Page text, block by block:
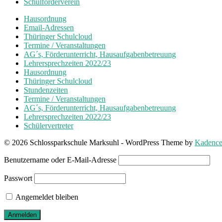
Schulförderverein
Hausordnung
Email-Adressen
Thüringer Schulcloud
Termine / Veranstaltungen
AG´s, Förderunterricht, Hausaufgabenbetreuung
Lehrersprechzeiten 2022/23
Hausordnung
Thüringer Schulcloud
Stundenzeiten
Termine / Veranstaltungen
AG´s, Förderunterricht, Hausaufgabenbetreuung
Lehrersprechzeiten 2022/23
Schülervertreter
© 2026 Schlossparkschule Marksuhl - WordPress Theme by
Benutzername oder E-Mail-Adresse
Passwort
Angemeldet bleiben